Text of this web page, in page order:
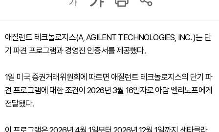
애질런트 테크놀로지스(A, AGILENT TECHNOLOGIES, INC. )는 단
기 파견 프로그램과 경영진 인증서를 제공했다.
1일 미국 증권거래위원회에 따르면 애질런트 테크놀로지스의 단기 파
견 프로그램에 대한 조건이 2026년 3월 16일자로 아담 엘리노프에게
전달됐다.
이 프로그램은 2026년 4월 1일부터 2026년 12월 1일까지 샌타클라